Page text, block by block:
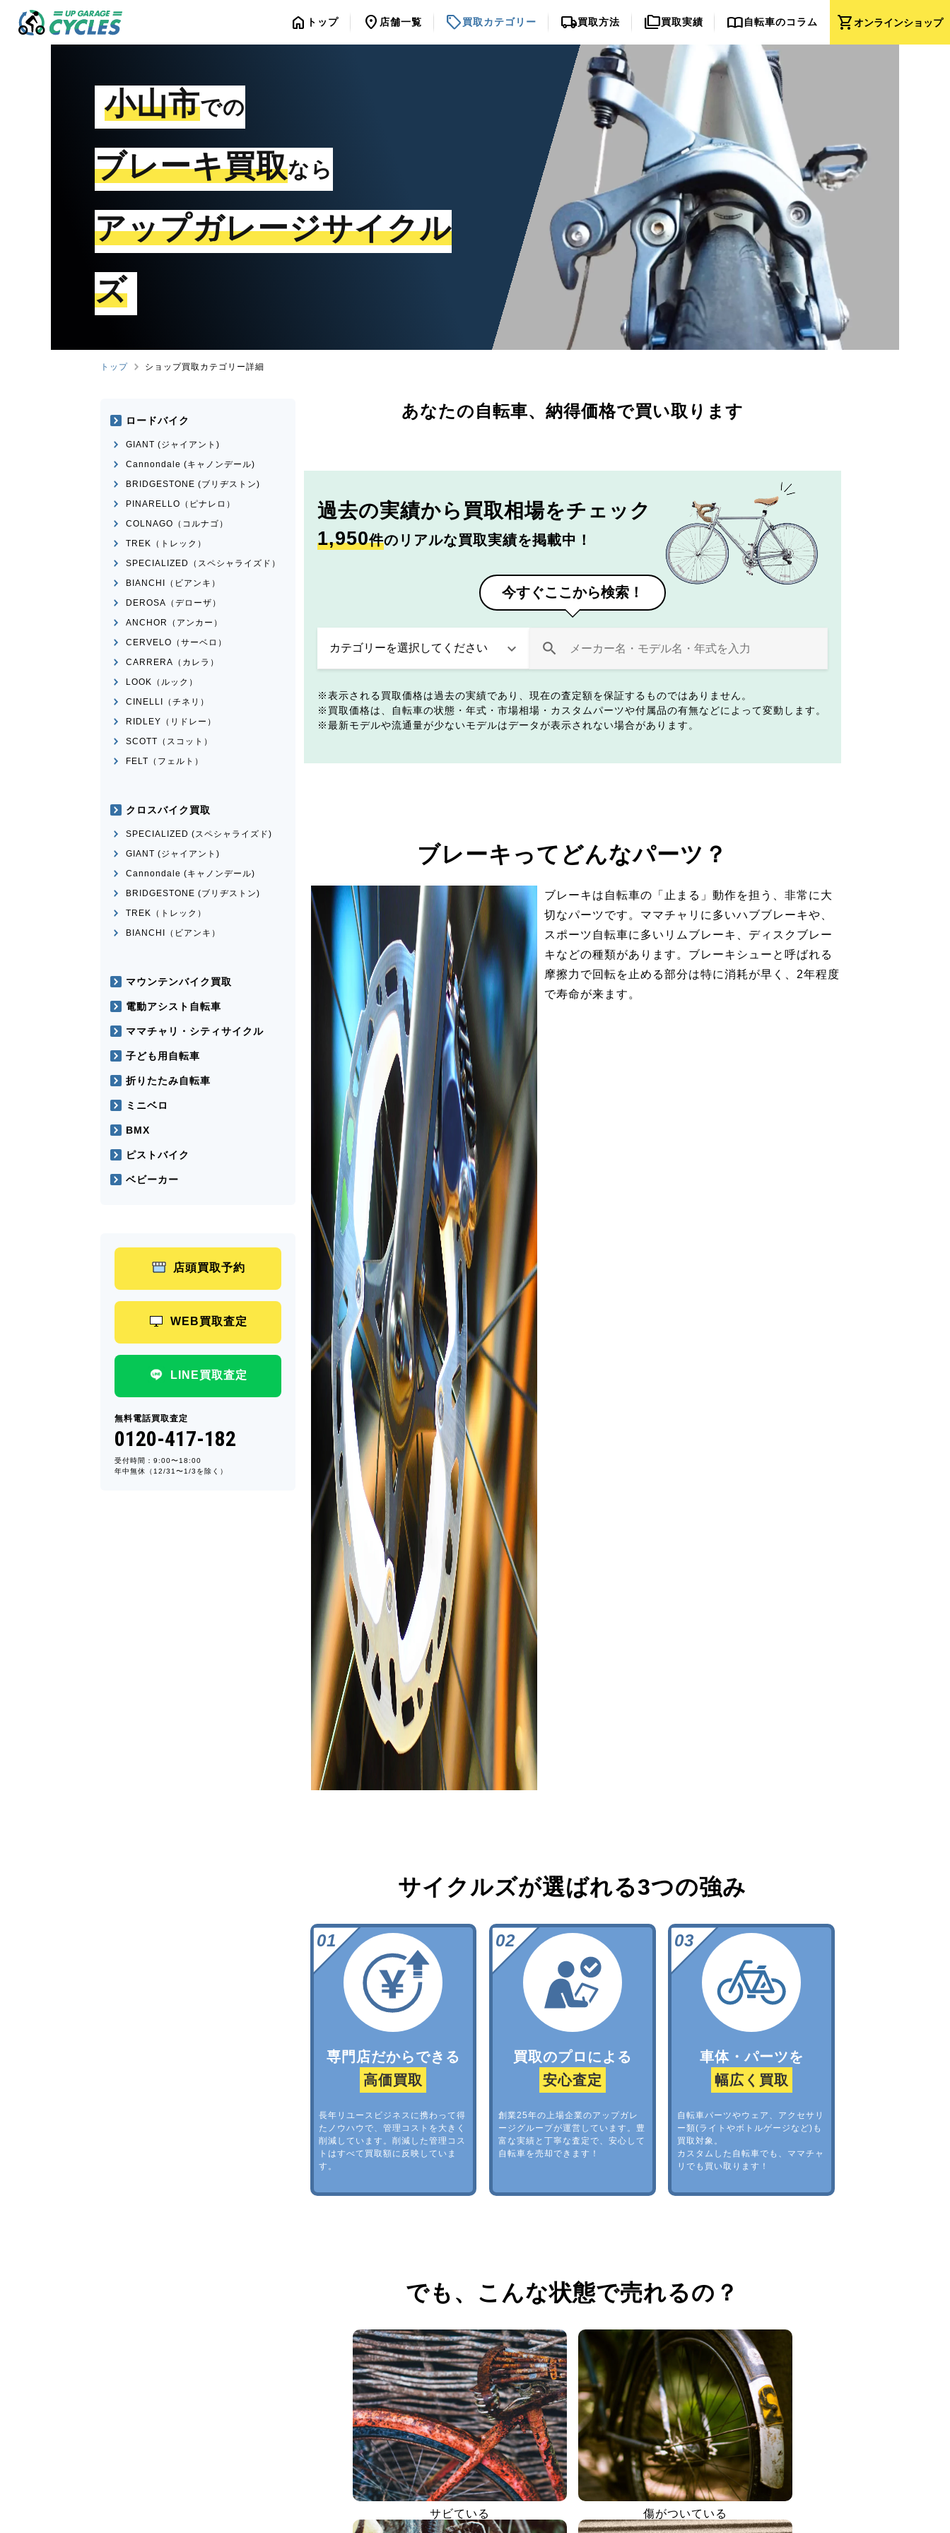
shopping_cartオンラインショップ
home トップ location_on 店舗一覧 sell買取カテゴリー local_shipping買取方法 folder_copy買取実績 import_contacts自転車のコラム
小山市での
ブレーキ買取なら
アップガレージサイクル
ズ
トップ ショップ買取カテゴリー詳細
あなたの自転車、 納得価格で買い取ります
過去の実績から 買取相場をチェック
1,950件のリアルな買取実績を掲載中！
今すぐここから検索！
表示される買取価格は過去の実績であり、現在の査定額を保証するものではありません。
買取価格は、自転車の状態・年式・市場相場・カスタムパーツや付属品の有無などによって変動します。
最新モデルや流通量が少ないモデルはデータが表示されない場合があります。
ブレーキってどんなパーツ？
ブレーキは自転車の「止まる」動作を担う、非常に大
切なパーツです。ママチャリに多いハブブレーキや、
スポーツ自転車に多いリムブレーキ、ディスクブレー
キなどの種類があります。ブレーキシューと呼ばれる
摩擦力で回転を止める部分は特に消耗が早く、2年程度
で寿命が来ます。
サイクルズが選ばれる3つの強み
専門店だからできる
高価買取
長年リユースビジネスに携わって得
たノウハウで、管理コストを大きく
削減しています。削減した管理コス
トはすべて買取額に反映していま
す。
買取のプロによる
安心査定
創業25年の上場企業のアップガレ
ージグループが運営しています。豊
富な実績と丁寧な査定で、安心して
自転車を売却できます！
車体・パーツを
幅広く買取
自転車パーツやウェア、アクセサリ
ー類(ライトやボトルゲージなど)も
買取対象。
カスタムした自転車でも、ママチャ
リでも買い取ります！
でも、 こんな状態で売れるの？
サビている 傷がついている
ロードバイク
GIANT (ジャイアント)
Cannondale (キャノンデール)
BRIDGESTONE (ブリヂストン)
PINARELLO（ピナレロ）
COLNAGO（コルナゴ）
TREK（トレック）
SPECIALIZED（スペシャライズド）
BIANCHI（ビアンキ）
DEROSA（デローザ）
ANCHOR（アンカー）
CERVELO（サーベロ）
CARRERA（カレラ）
LOOK（ルック）
CINELLI（チネリ）
RIDLEY（リドレー）
SCOTT（スコット）
FELT（フェルト）
クロスバイク買取
SPECIALIZED (スペシャライズド)
GIANT (ジャイアント)
Cannondale (キャノンデール)
BRIDGESTONE (ブリヂストン)
TREK（トレック）
BIANCHI（ビアンキ）
マウンテンバイク買取
電動アシスト自転車
ママチャリ・シティサイクル
子ども用自転車
折りたたみ自転車
ミニベロ
BMX
ピストバイク
ベビーカー
店頭買取予約
WEB買取査定
LINE買取査定
無料電話買取査定
0120-417-182
受付時間：9:00〜18:00
年中無休（12/31〜1/3を除く）